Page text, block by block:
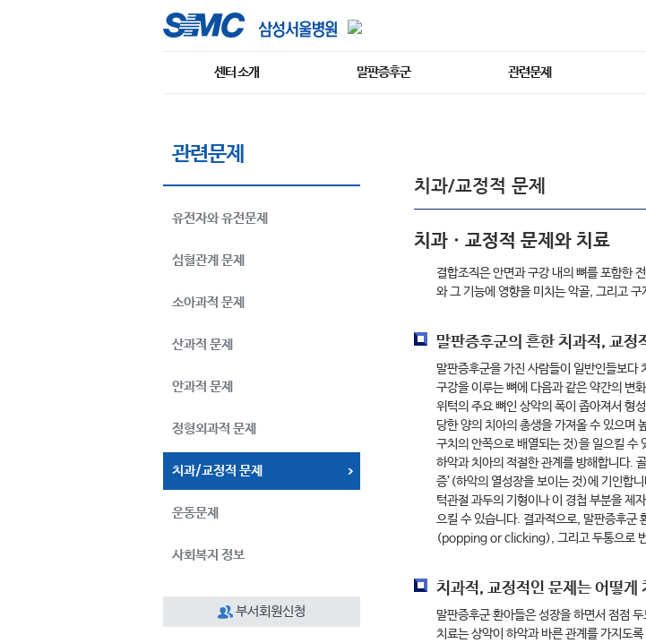
센터 소개 말판증후군 관련문제
관련문제
유전자와 유전문제
심혈관계 문제
소아과적 문제
산과적 문제
안과적 문제
정형외과적 문제
치과/교정적 문제
운동문제
사회복지 정보
부서회원신청
치과/교정적 문제
치과ㆍ교정적 문제와 치료
결합조직은 안면과 구강 내의 뼈를 포함한
와 그 기능에 영향을 미치는 악골, 그리고
말판증후군의 흔한 치과적, 교정
말판증후군을 가진 사람들이 일반인들보다
구강을 이루는 뼈에 다음과 같은 약간의 변
위턱의 주요 뼈인 상악의 폭이 좁아져서 형
당한 양의 치아의 총생을 가져올 수 있으며
구치의 안쪽으로 배열되는 것)을 일으킬 수
하악과 치아의 적절한 관계를 방해합니다.
증’(하악의 열성장을 보이는 것)에 기인합
턱관절 과두의 기형이나 이 경첩 부분을 제
으킬 수 있습니다. 결과적으로, 말판증후
(popping or clicking), 그리고 두통으로
치과적, 교정적인 문제는 어떻게
말판증후군 환아들은 성장을 하면서 점점
치료는 상악이 하악과 바른 관계를 가지도